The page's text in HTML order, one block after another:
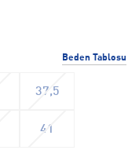
Beden Tablosu
37,5
41